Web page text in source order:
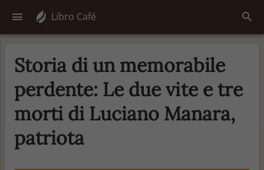
Libro Café
Storia di un memorabile
perdente: Le due vite e tre
morti di Luciano Manara,
patriota